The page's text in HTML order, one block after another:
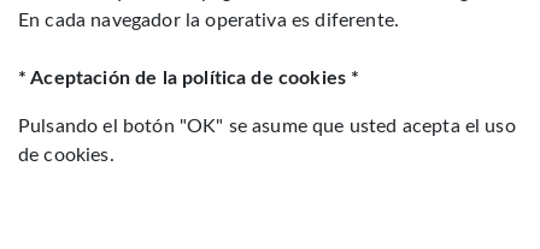
En cada navegador la operativa es diferente.
* Aceptación de la política de cookies *
Pulsando el botón "OK" se asume que usted acepta el uso
de cookies.